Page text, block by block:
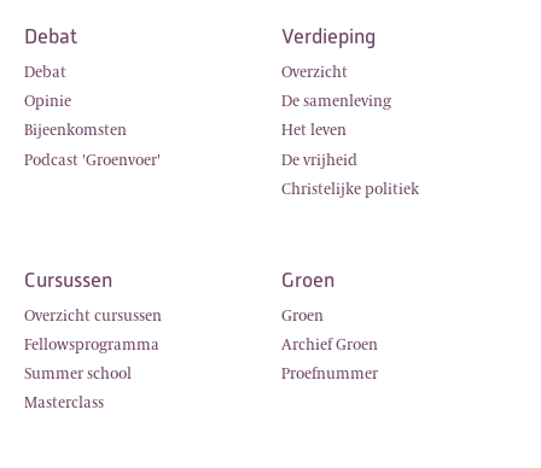
Debat
Debat
Opinie
Bijeenkomsten
Podcast 'Groenvoer'
Verdieping
Overzicht
De samenleving
Het leven
De vrijheid
Christelijke politiek
Cursussen
Overzicht cursussen
Fellowsprogramma
Summer school
Masterclass
Groen
Groen
Archief Groen
Proefnummer